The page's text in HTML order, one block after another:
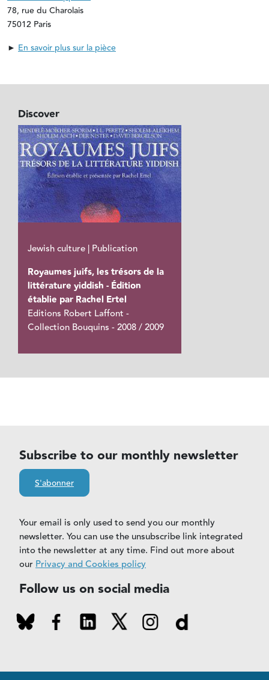
78, rue du Charolais
75012 Paris
► En savoir plus sur la pièce
Discover
Jewish culture | Publication
Royaumes juifs, les trésors de la
littérature yiddish - Édition
établie par Rachel Ertel
Editions Robert Laffont -
Collection Bouquins - 2008 / 2009
Subscribe to our monthly newsletter
S'abonner
Your email is only used to send you our monthly
newsletter. You can use the unsubscribe link integrated
into the newsletter at any time. Find out more about
our Privacy and Cookies policy
Follow us on social media